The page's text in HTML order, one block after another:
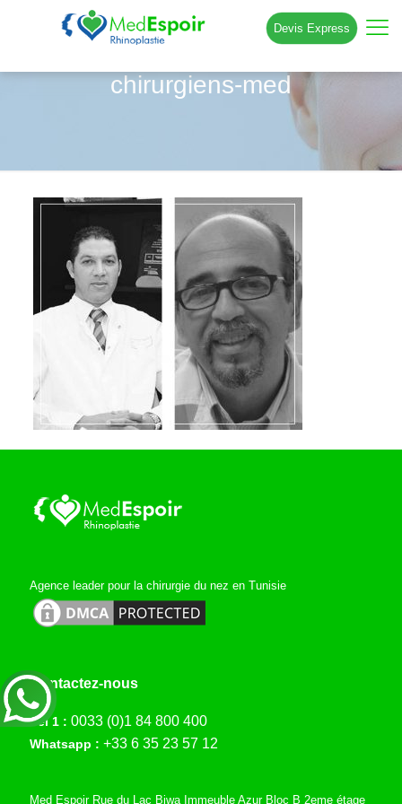
Devis Express
chirurgiens-med
Agence leader pour la chirurgie du nez en Tunisie
Contactez-nous
Tél 1 : 0033 (0)1 84 800 400
Whatsapp : +33 6 35 23 57 12
Med Espoir Rue du Lac Biwa Immeuble Azur Bloc B 2eme étage